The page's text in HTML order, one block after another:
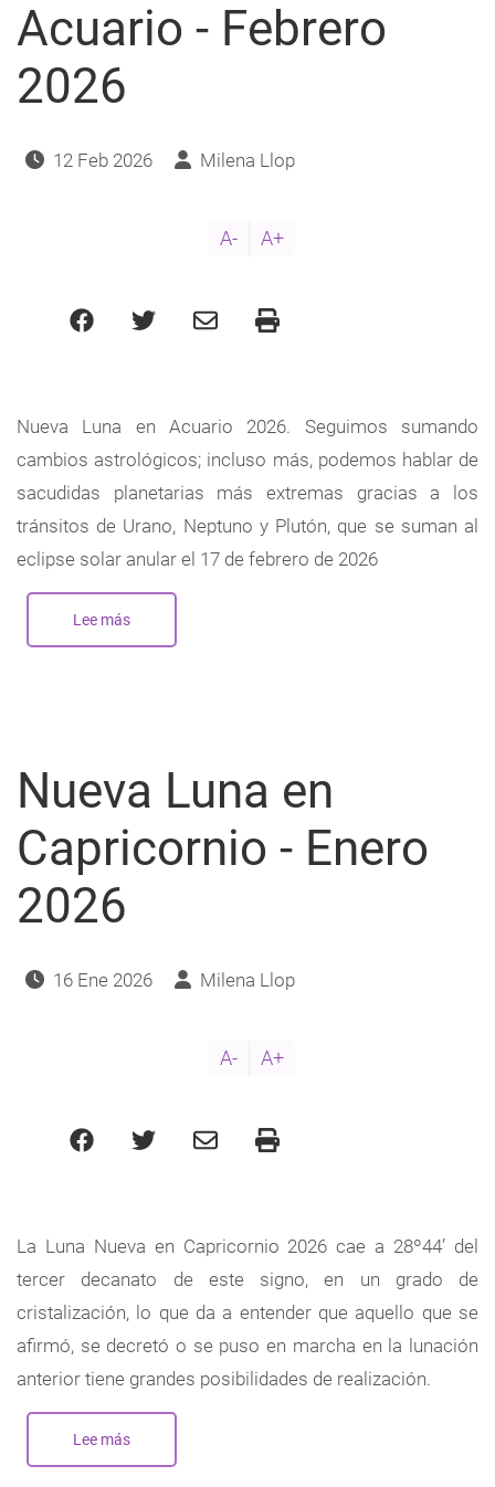
Acuario - Febrero
2026
12 Feb 2026 Milena Llop
A- A+
Nueva Luna en Acuario 2026. Seguimos sumando
cambios astrológicos; incluso más, podemos hablar de
sacudidas planetarias más extremas gracias a los
tránsitos de Urano, Neptuno y Plutón, que se suman al
eclipse solar anular el 17 de febrero de 2026
Lee mássobre
Luna
Nueva Luna en
Capricornio - Enero
2026
16 Ene 2026 Milena Llop
A- A+
La Luna Nueva en Capricornio 2026 cae a 28º44’ del
tercer decanato de este signo, en un grado de
cristalización, lo que da a entender que aquello que se
afirmó, se decretó o se puso en marcha en la lunación
anterior tiene grandes posibilidades de realización.
Lee mássobre
Luna